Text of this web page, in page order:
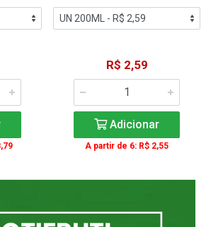
R$ 2,59
Adicionar
A partir de 6: R$ 2,55